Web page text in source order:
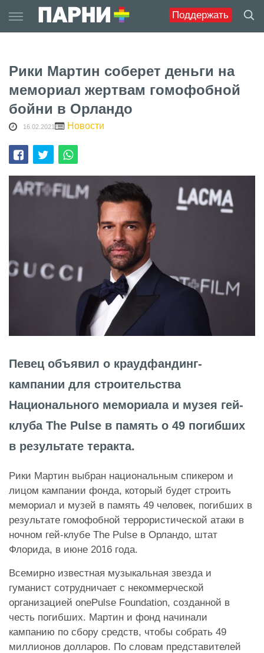
Поддержать
to
content
Рики Мартин соберет деньги на
мемориал жертвам гомофобной
бойни в Орландо
16.02.2021 Новости
Певец объявил о краудфандинг-
кампании для строительства
Национального мемориала и музея гей-
клуба The Pulse в память о 49 погибших
в результате теракта.
Рики Мартин выбран национальным спикером и
лицом кампании фонда, который будет строить
мемориал и музей в память 49 человек, погибших в
результате гомофобной террористической атаки в
ночном гей-клубе The Pulse в Орландо, штат
Флорида, в июне 2016 года.
Всемирно известная музыкальная звезда и
гуманист сотрудничает с некоммерческой
организацией onePulse Foundation, созданной в
честь погибших. Мартин и фонд начинали
кампанию по сбору средств, чтобы собрать 49
миллионов долларов. По словам представителей